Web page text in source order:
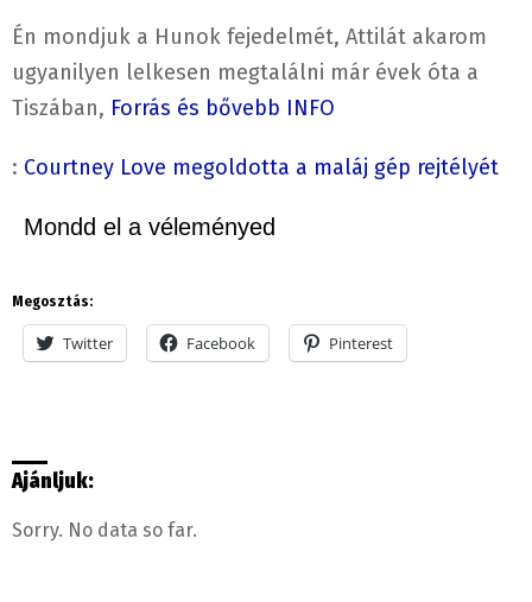
Én mondjuk a Hunok fejedelmét, Attilát akarom
ugyanilyen lelkesen megtalálni már évek óta a
Tiszában, Forrás és bővebb INFO
: Courtney Love megoldotta a maláj gép rejtélyét
Mondd el a véleményed
Megosztás:
Twitter Facebook Pinterest
Ajánljuk:
Sorry. No data so far.